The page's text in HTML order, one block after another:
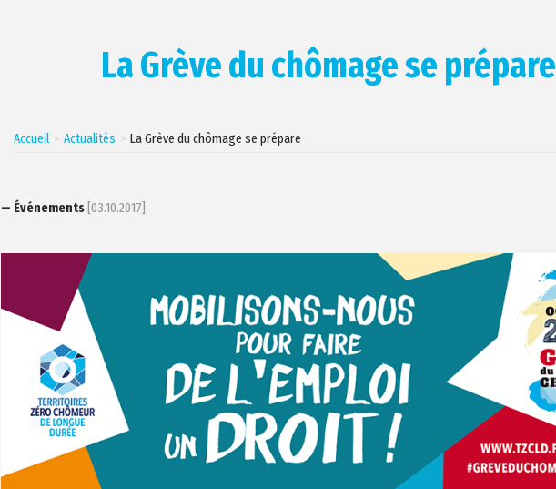
La Grève du chômage se prépare
Accueil Actualités La Grève du chômage se prépare
— Événements [03.10.2017]